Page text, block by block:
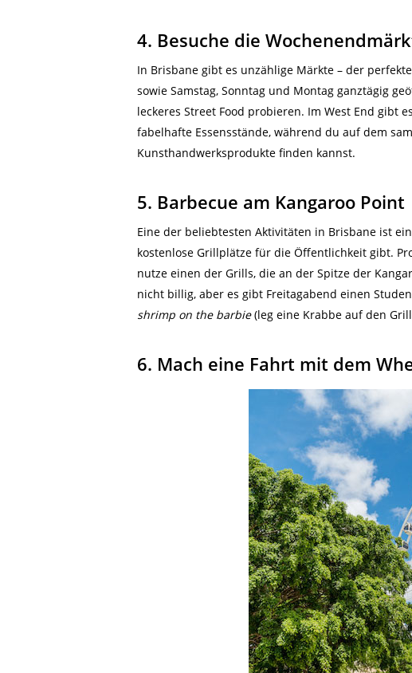
4. Besuche die
In Brisbane gibt es unzählige Märkte – der
sowie Samstag, Sonntag und Montag ganztägig
leckeres Street Food probieren. Im West End gibt
fabelhafte Essensstände, während du auf dem
Kunsthandwerksprodukte finden kannst.
5. Barbecue am Kangaroo Point
Eine der beliebtesten Aktivitäten in Brisbane ist
kostenlose Grillplätze für die Öffentlichkeit gibt.
nutze einen der Grills, die an der Spitze der
nicht billig, aber es gibt Freitagabend einen
shrimp on the barbie(leg eine Krabbe auf den
6. Mach eine Fahrt mit dem